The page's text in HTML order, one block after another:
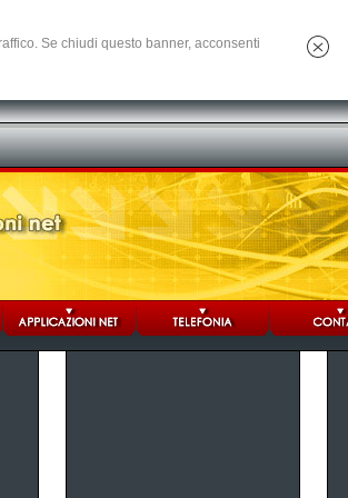
Se chiudi questo banner, acconsenti